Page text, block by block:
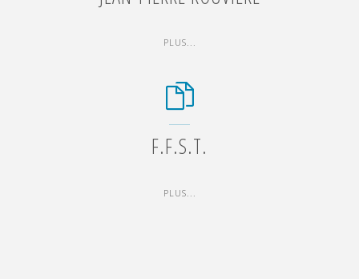
PLUS...
F.F.S.T.
PLUS...